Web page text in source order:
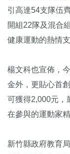
引高達54支隊伍
開組22隊及混合
健康運動的熱情支
楊文科也宣佈，
金外，更貼心首
可獲得2,000元，
在參與的運動家精
新竹縣政府教育